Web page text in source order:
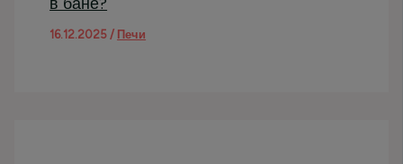
16.12.2025/ Печи